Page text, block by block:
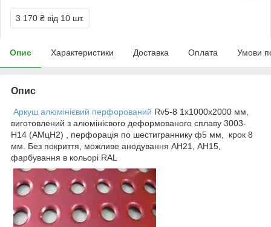
3 170 ₴ від 10 шт.
Опис Характеристики Доставка Оплата Умови
Опис
Аркуш алюмінієвий перфорований Rv5-8 1х1000х2000 мм,
виготовлений з алюмінієвого деформованого сплаву 3003-
H14 (АМцН2) , перфорація по шестиграннику ф5 мм, крок 8
мм. Без покриття, можливе анодування АН21, АН15,
фарбування в кольорі RAL